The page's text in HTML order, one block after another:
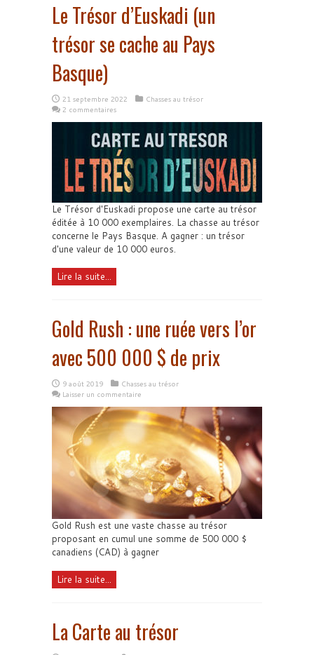
Le Trésor d’Euskadi (un
trésor se cache au Pays
Basque)
21 septembre 2022
Chasses au trésor
2 commentaires
Le Trésor d'Euskadi propose une carte au trésor
éditée à 10 000 exemplaires. La chasse au trésor
concerne le Pays Basque. A gagner : un trésor
d'une valeur de 10 000 euros.
Lire la suite...
Gold Rush : une ruée vers l’or
avec 500 000 $ de prix
9 août 2019
Chasses au trésor
Laisser un commentaire
Gold Rush est une vaste chasse au trésor
proposant en cumul une somme de 500 000 $
canadiens (CAD) à gagner
Lire la suite...
La Carte au trésor